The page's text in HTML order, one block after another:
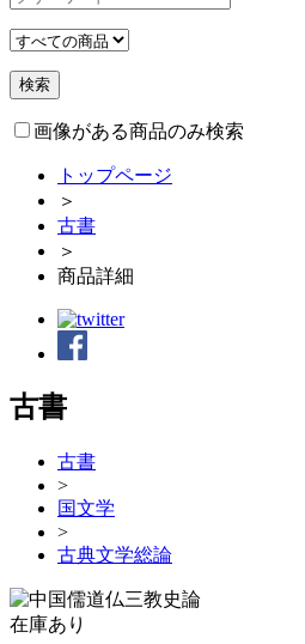
画像がある商品のみ検索
トップページ
＞
古書
＞
商品詳細
古書
古書
>
国文学
>
古典文学総論
在庫あり